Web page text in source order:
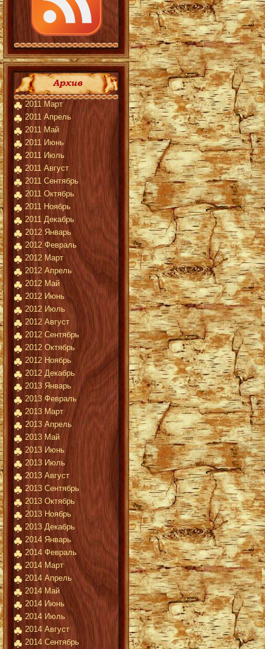
2011 Март
2011 Апрель
2011 Май
2011 Июнь
2011 Июль
2011 Август
2011 Сентябрь
2011 Октябрь
2011 Ноябрь
2011 Декабрь
2012 Январь
2012 Февраль
2012 Март
2012 Апрель
2012 Май
2012 Июнь
2012 Июль
2012 Август
2012 Сентябрь
2012 Октябрь
2012 Ноябрь
2012 Декабрь
2013 Январь
2013 Февраль
2013 Март
2013 Апрель
2013 Май
2013 Июнь
2013 Июль
2013 Август
2013 Сентябрь
2013 Октябрь
2013 Ноябрь
2013 Декабрь
2014 Январь
2014 Февраль
2014 Март
2014 Апрель
2014 Май
2014 Июнь
2014 Июль
2014 Август
2014 Сентябрь